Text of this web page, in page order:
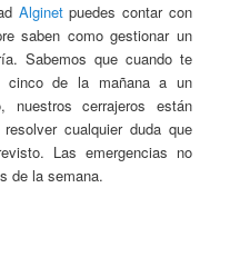
Alginetpuedes contar con
saben como gestionar un
Sabemos que cuando te
de la mañana a un
cerrajeros están
cualquier duda que
Las emergencias no
de la semana.